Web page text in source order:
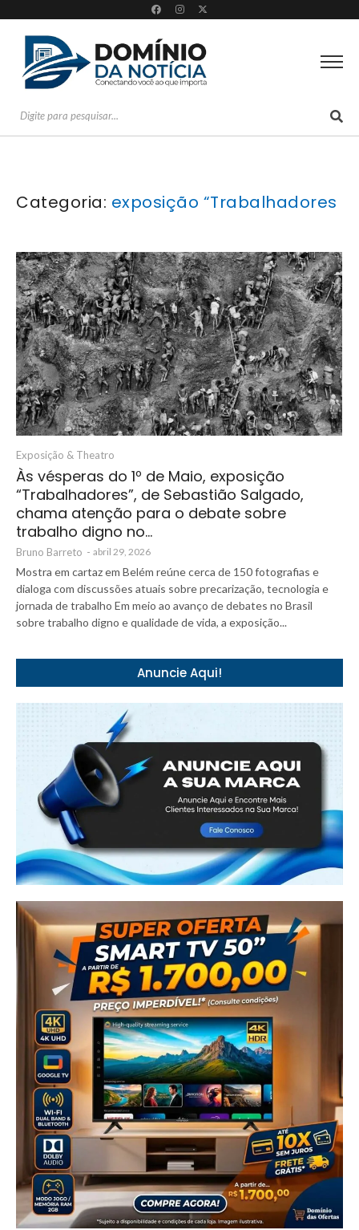
Categoria: exposição “Trabalhadores
Exposição & Theatro
Às vésperas do 1º de Maio, exposição
“Trabalhadores”, de Sebastião Salgado,
chama atenção para o debate sobre
trabalho digno no…
Bruno Barreto - abril 29, 2026
Mostra em cartaz em Belém reúne cerca de 150 fotografias e
dialoga com discussões atuais sobre precarização, tecnologia e
jornada de trabalho Em meio ao avanço de debates no Brasil
sobre trabalho digno e qualidade de vida, a exposição...
Anuncie Aqui!